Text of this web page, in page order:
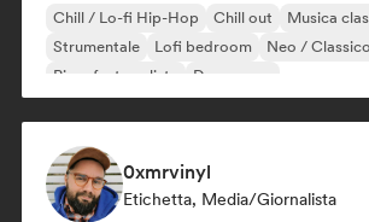
Chill / Lo-fi Hip-Hop Chill out
Musica
Strumentale
Lofi bedroom
Neo /
Pianoforte solista
Dream pop
0xmrvinyl
Etichetta, Media/Giornalista